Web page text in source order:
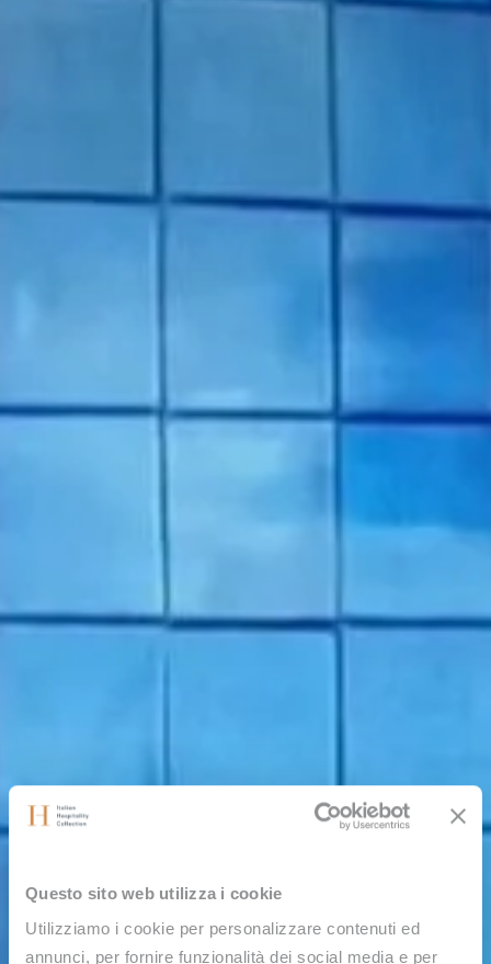
Questo sito web utilizza i cookie
Utilizziamo i cookie per personalizzare contenuti ed
annunci, per fornire funzionalità dei social media e per